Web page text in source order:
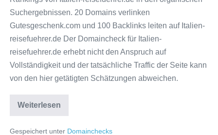
Suchergebnissen. 20 Domains verlinken
Gutesgeschenk.com und 100 Backlinks leiten auf Italien-
reisefuehrer.de Der Domaincheck für Italien-
reisefuehrer.de erhebt nicht den Anspruch auf
Vollständigkeit und der tatsächliche Traffic der Seite kann
von den hier getätigten Schätzungen abweichen.
Weiterlesen
Gespeichert unter Domainchecks